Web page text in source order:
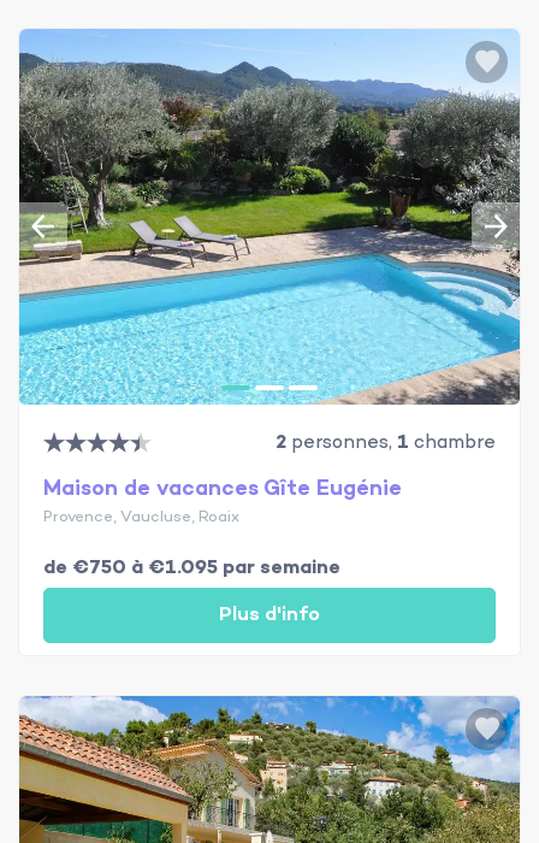
2 personnes, 1 chambre
Maison de vacances Gîte Eugénie
Provence, Vaucluse, Roaix
de €750 à €1.095 par semaine
Plus d'info